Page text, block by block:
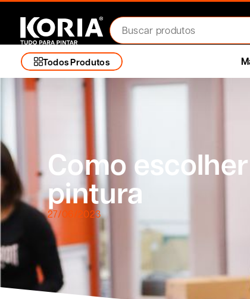
Todos Produtos
Como
pintura
27/06/2023